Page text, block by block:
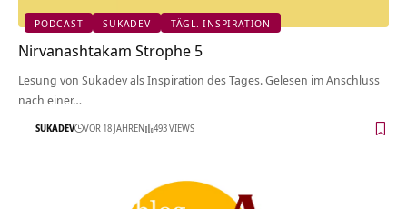
PODCAST SUKADEV TÄGL. INSPIRATION
Nirvanashtakam Strophe 5
Lesung von Sukadev als Inspiration des Tages. Gelesen im Anschluss
nach einer…
SUKADEV VOR 18 JAHREN 493 VIEWS